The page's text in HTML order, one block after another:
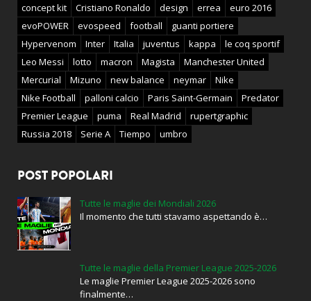
concept kit
Cristiano Ronaldo design errea
euro 2016
evoPOWER
evospeed football
guanti portiere
Hypervenom
Inter Italia juventus kappa
le coq sportif
Leo Messi
lotto macron Magista
Manchester United
Mercurial
Mizuno new balance neymar
Nike
Nike Football
palloni calcio Paris Saint-Germain
Predator
Premier League
puma Real Madrid
rupertgraphic
Russia 2018
Serie A Tiempo umbro
POST POPOLARI
Tutte le maglie dei Mondiali 2026
Il momento che tutti stavamo aspettando è…
Tutte le maglie della Premier League 2025-2026
Le maglie Premier League 2025-2026 sono
finalmente…